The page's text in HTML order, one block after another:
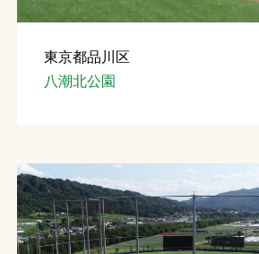
東京都品川区
八潮北公園